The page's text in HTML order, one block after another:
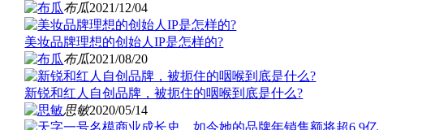
布瓜2021/12/04
美妆品牌理想的创始人IP是怎样的?
布瓜2021/08/20
新锐和红人自创品牌，被扼住的咽喉到底是什么?
思敏2020/05/14